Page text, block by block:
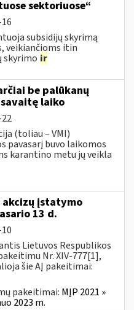
sektoriuose“
subsidijų skyrimą
veikiančioms itin
skyrimo ir
be palūkanų
laiko
(toliau – VMI)
pavasarį buvo laikomos
karantino metu jų veikla
akcizų įstatymo
13 d.
Lietuvos Respublikos
Nr. XIV-777[1],
šie AĮ pakeitimai:
pakeitimai: MĮP 2021 »
2023 m.